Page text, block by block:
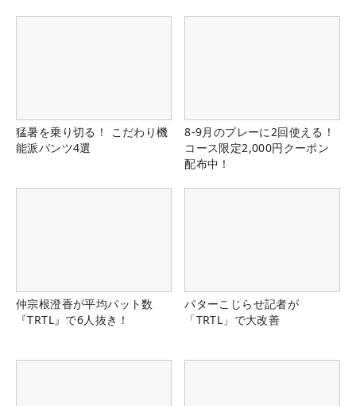
猛暑を乗り切る！ こだわり機
能派パンツ4選
8-9月のプレーに2回使える！
コース限定2,000円クーポン
配布中！
仲宗根澄香が平均パット数
『TRTL』で6人抜き！
パターこじらせ記者が
「TRTL」で大改善